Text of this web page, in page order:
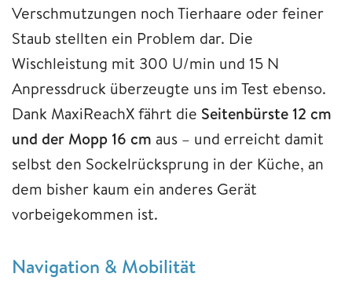
Verschmutzungen noch Tierhaare oder feiner
Staub stellten ein Problem dar. Die
Wischleistung mit 300 U/min und 15 N
Anpressdruck überzeugte uns im Test ebenso.
Dank MaxiReachX fährt die Seitenbürste 12 cm
und der Mopp 16 cm aus – und erreicht damit
selbst den Sockelrücksprung in der Küche, an
dem bisher kaum ein anderes Gerät
vorbeigekommen ist.
Navigation & Mobilität